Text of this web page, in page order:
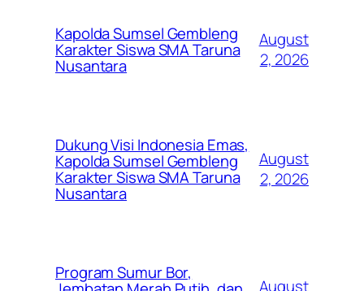
Kapolda Sumsel Gembleng
Karakter Siswa SMA Taruna
Nusantara
August
2, 2026
Dukung Visi Indonesia Emas,
Kapolda Sumsel Gembleng
Karakter Siswa SMA Taruna
Nusantara
August
2, 2026
Program Sumur Bor,
August